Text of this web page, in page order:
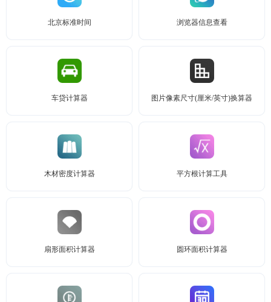
北京标准时间 浏览器信息查看
车贷计算器 图片像素尺寸(厘米/英寸)换算器
木材密度计算器 平方根计算工具
扇形面积计算器 圆环面积计算器